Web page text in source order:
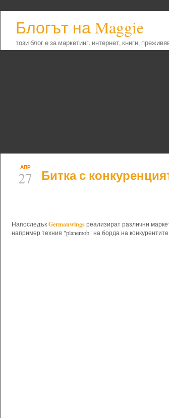
Блогът на Maggie
този блог е за маркетинг, интернет, книги,
АПР
27 Битка с
НапоследъкGermanwingsреализират различни
например техния "planemob" на борда на конкурентите